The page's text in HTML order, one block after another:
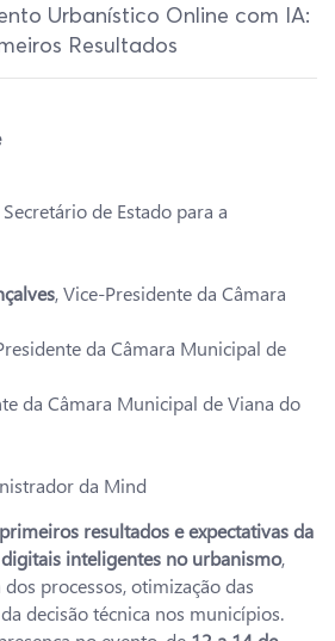
Urbanístico Online com IA:
Resultados
Secretário de Estado para a
, Vice-Presidente da Câmara
da Câmara Municipal de
da Câmara Municipal de Viana do
da Mind
resultados e expectativas da
inteligentes no urbanismo,
processos, otimização das
decisão técnica nos municípios.